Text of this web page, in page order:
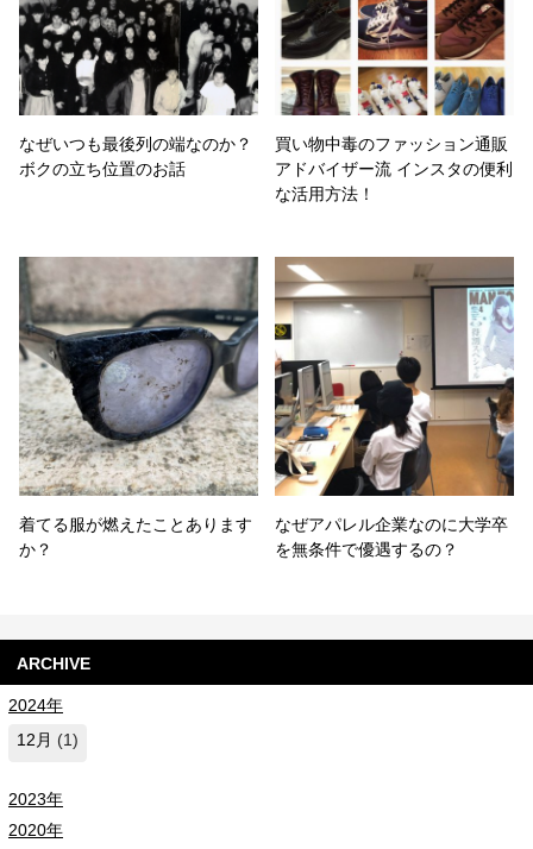
なぜいつも最後列の端なのか？
ボクの立ち位置のお話
買い物中毒のファッション通販
アドバイザー流 インスタの便利
な活用方法！
着てる服が燃えたことあります
か？
なぜアパレル企業なのに大学卒
を無条件で優遇するの？
ARCHIVE
2024年
12月 (1)
2023年
2020年